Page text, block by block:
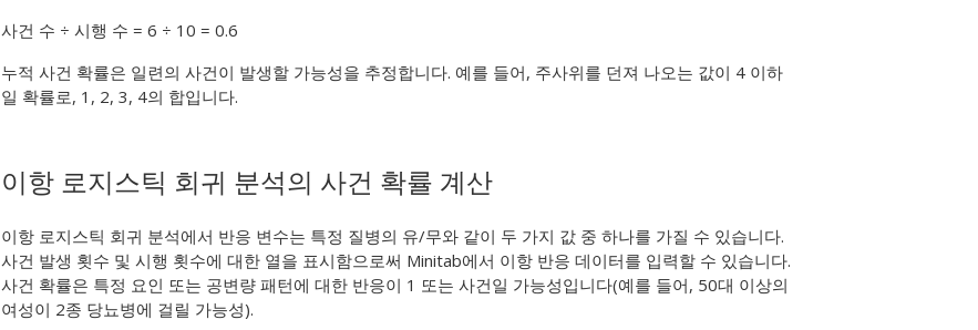
사건 수 ÷ 시행 수 = 6 ÷ 10 = 0.6
누적 사건 확률은 일련의 사건이 발생할 가능성을 추정합니다. 예를 들어, 주사위를 던져 나오는 값이 4 이하
일 확률로, 1, 2, 3, 4의 합입니다.
이항 로지스틱 회귀 분석의 사건 확률 계산
이항 로지스틱 회귀 분석에서 반응 변수는 특정 질병의 유/무와 같이 두 가지 값 중 하나를 가질 수 있습니다.
사건 발생 횟수 및 시행 횟수에 대한 열을 표시함으로써 Minitab에서 이항 반응 데이터를 입력할 수 있습니다.
사건 확률은 특정 요인 또는 공변량 패턴에 대한 반응이 1 또는 사건일 가능성입니다(예를 들어, 50대 이상의
여성이 2종 당뇨병에 걸릴 가능성).